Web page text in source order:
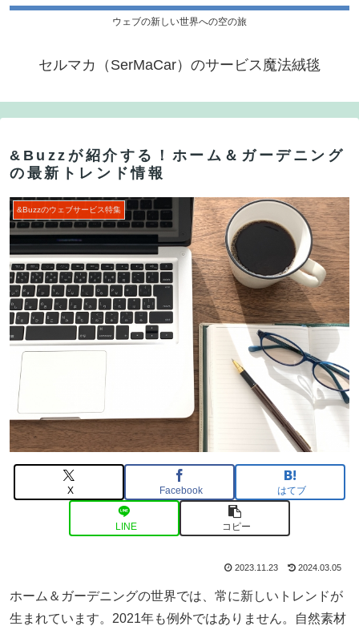
ウェブの新しい世界への空の旅
セルマカ（SerMaCar）のサービス魔法絨毯
&Buzzが紹介する！ホーム＆ガーデニング
の最新トレンド情報
&Buzzのウェブサービス特集
X Facebook はてブ
LINE コピー
2023.11.23 2024.03.05
ホーム＆ガーデニングの世界では、常に新しいトレンドが
生まれています。2021年も例外ではありません。自然素材